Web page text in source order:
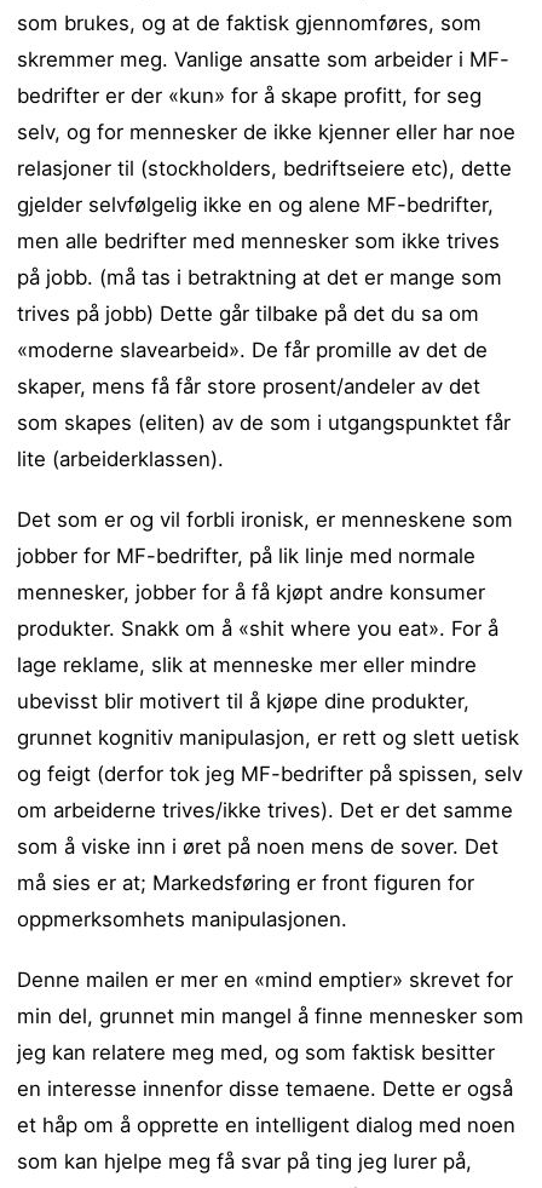
som brukes, og at de faktisk gjennomføres, som
skremmer meg. Vanlige ansatte som arbeider i MF-
bedrifter er der «kun» for å skape profitt, for seg
selv, og for mennesker de ikke kjenner eller har noe
relasjoner til (stockholders, bedriftseiere etc), dette
gjelder selvfølgelig ikke en og alene MF-bedrifter,
men alle bedrifter med mennesker som ikke trives
på jobb. (må tas i betraktning at det er mange som
trives på jobb) Dette går tilbake på det du sa om
«moderne slavearbeid». De får promille av det de
skaper, mens få får store prosent/andeler av det
som skapes (eliten) av de som i utgangspunktet får
lite (arbeiderklassen).
Det som er og vil forbli ironisk, er menneskene som
jobber for MF-bedrifter, på lik linje med normale
mennesker, jobber for å få kjøpt andre konsumer
produkter. Snakk om å «shit where you eat». For å
lage reklame, slik at menneske mer eller mindre
ubevisst blir motivert til å kjøpe dine produkter,
grunnet kognitiv manipulasjon, er rett og slett uetisk
og feigt (derfor tok jeg MF-bedrifter på spissen, selv
om arbeiderne trives/ikke trives). Det er det samme
som å viske inn i øret på noen mens de sover. Det
må sies er at; Markedsføring er front figuren for
oppmerksomhets manipulasjonen.
Denne mailen er mer en «mind emptier» skrevet for
min del, grunnet min mangel å finne mennesker som
jeg kan relatere meg med, og som faktisk besitter
en interesse innenfor disse temaene. Dette er også
et håp om å opprette en intelligent dialog med noen
som kan hjelpe meg få svar på ting jeg lurer på,